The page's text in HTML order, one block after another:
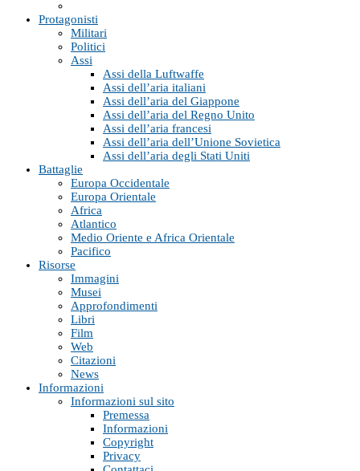
Protagonisti
Militari
Politici
Assi
Assi della Luftwaffe
Assi dell’aria italiani
Assi dell’aria del Giappone
Assi dell’aria del Regno Unito
Assi dell’aria francesi
Assi dell’aria dell’Unione Sovietica
Assi dell’aria degli Stati Uniti
Battaglie
Europa Occidentale
Europa Orientale
Africa
Atlantico
Medio Oriente e Africa Orientale
Pacifico
Risorse
Immagini
Musei
Approfondimenti
Libri
Film
Web
Citazioni
News
Informazioni
Informazioni sul sito
Premessa
Informazioni
Copyright
Privacy